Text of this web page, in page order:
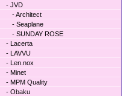
- JVD
- Architect
- Seaplane
- SUNDAY ROSE
- Lacerta
- LAVVU
- Len.nox
- Minet
- MPM Quality
- Obaku